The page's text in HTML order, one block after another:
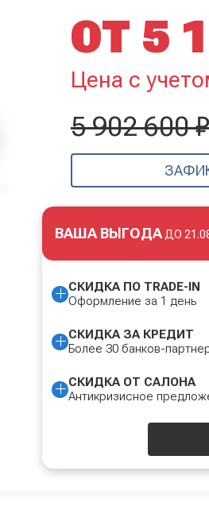
ОТ 5
Цена с
5 902 600 ₽
ВАША ВЫГОДА ДО
СКИДКА ПО TRADE-IN
Оформление за 1 день
СКИДКА ЗА КРЕДИТ
Более 30 банков-
СКИДКА ОТ САЛОНА
Антикризисное